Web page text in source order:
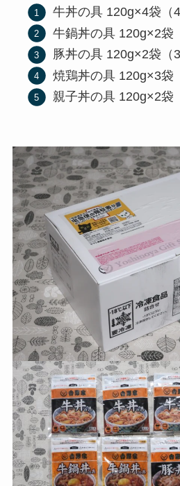
牛丼の具 120g×4袋（
牛鍋丼の具 120g×2袋
豚丼の具 120g×2袋（
焼鶏丼の具 120g×3袋
親子丼の具 120g×2袋